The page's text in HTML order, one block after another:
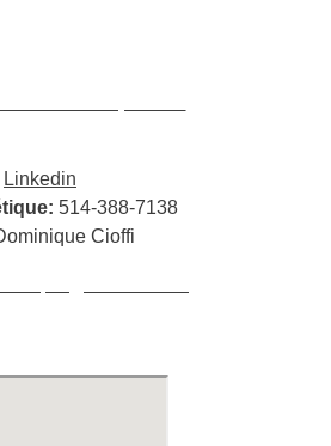
Linkedin
514-388-7138
Cioffi